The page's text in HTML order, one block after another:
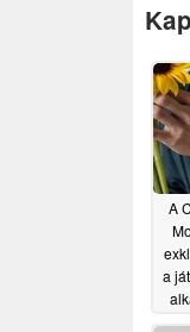
A
a